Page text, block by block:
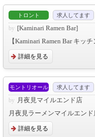
トロント 求人してます
[Kaminari Ramen Bar]
【Kaminari Ramen Bar キッ
詳細を見る
モントリオール 求人してます
月夜見マイルエンド店
月夜見ラーメンマイルエン
詳細を見る